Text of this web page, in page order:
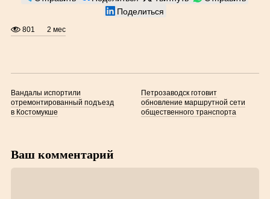
Поделиться
801 2 мес
Вандалы испортили
отремонтированный подъезд
в Костомукше
Петрозаводск готовит
обновление маршрутной сети
общественного транспорта
Ваш комментарий